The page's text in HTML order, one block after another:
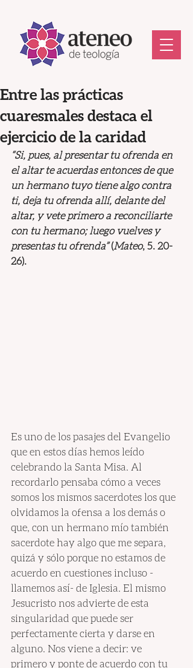
Entre las prácticas
cuaresmales destaca el
ejercicio de la caridad
“Si, pues, al presentar tu ofrenda en
el altar te acuerdas entonces de que
un hermano tuyo tiene algo contra
ti, deja tu ofrenda allí, delante del
altar, y vete primero a reconciliarte
con tu hermano; luego vuelves y
presentas tu ofrenda” (Mateo, 5. 20-
26).
Es uno de los pasajes del Evangelio
que en estos días hemos leído
celebrando la Santa Misa. Al
recordarlo pensaba cómo a veces
somos los mismos sacerdotes los que
olvidamos la ofensa a los demás o
que, con un hermano mío también
sacerdote hay algo que me separa,
quizá y sólo porque no estamos de
acuerdo en cuestiones incluso -
llamemos así- de Iglesia. El mismo
Jesucristo nos advierte de esta
singularidad que puede ser
perfectamente cierta y darse en
alguno. Nos viene a decir: ve
primero y ponte de acuerdo con tu